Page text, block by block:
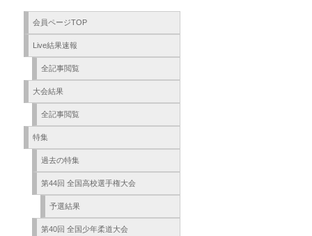
会員ページTOP
Live結果速報
全記事閲覧
大会結果
全記事閲覧
特集
過去の特集
第44回 全国高校選手権大会
予選結果
第40回 全国少年柔道大会